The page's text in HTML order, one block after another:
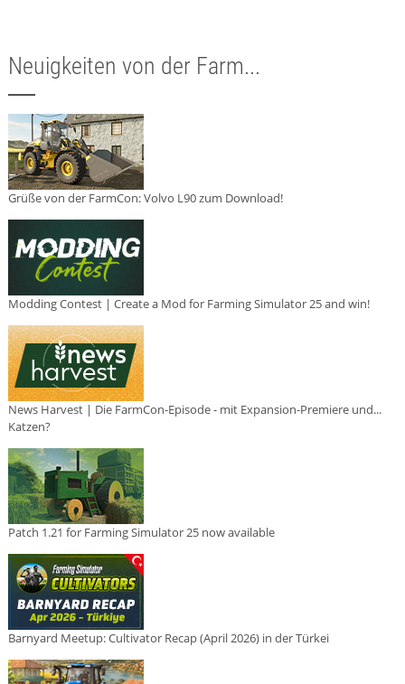
Neuigkeiten von der Farm...
Grüße von der FarmCon: Volvo L90 zum Download!
Modding Contest | Create a Mod for Farming Simulator 25 and win!
News Harvest | Die FarmCon-Episode - mit Expansion-Premiere und...
Katzen?
Patch 1.21 for Farming Simulator 25 now available
Barnyard Meetup: Cultivator Recap (April 2026) in der Türkei